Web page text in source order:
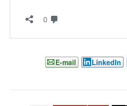
LinkedIn
E-mail